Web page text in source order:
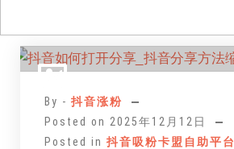
By - 抖音涨粉
Posted on 2025年12月12日
Posted in 抖音吸粉卡盟自助平台